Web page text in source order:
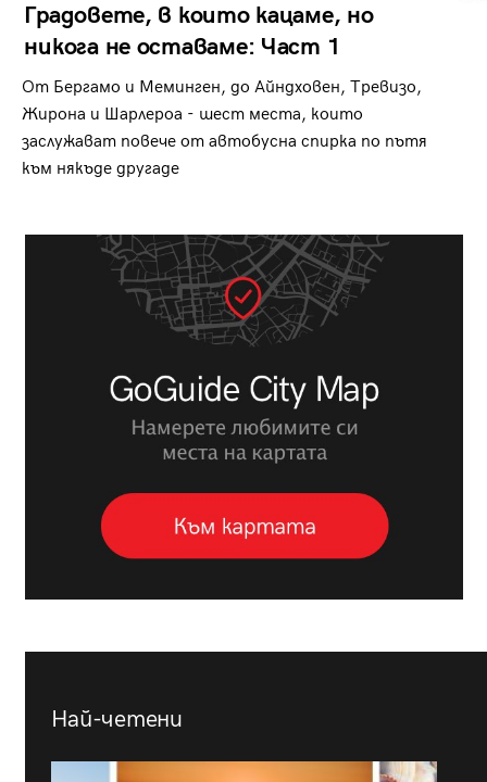
Градовете, в които кацаме, но
никога не оставаме: Част 1
От Бергамо и Меминген, до Айндховен, Тревизо,
Жирона и Шарлероа - шест места, които
заслужават повече от автобусна спирка по пътя
към някъде другаде
Най-четени